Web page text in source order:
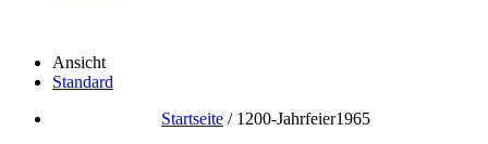
Ansicht
Standard
Startseite / 1200-Jahrfeier1965